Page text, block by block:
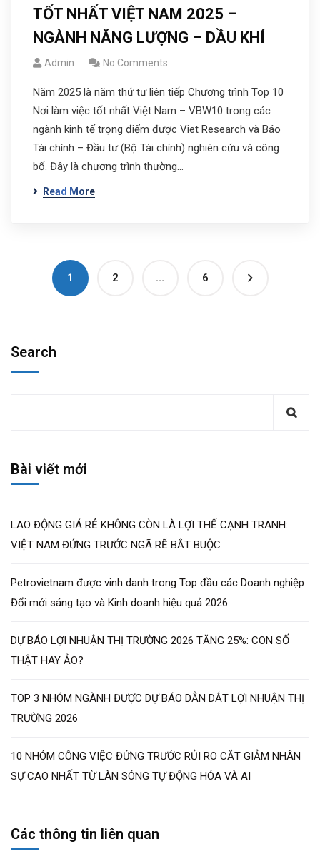
TỐT NHẤT VIỆT NAM 2025 –
NGÀNH NĂNG LƯỢNG – DẦU KHÍ
Admin No Comments
Năm 2025 là năm thứ tư liên tiếp Chương trình Top 10
Nơi làm việc tốt nhất Việt Nam – VBW10 trong các
ngành kinh tế trọng điểm được Viet Research và Báo
Tài chính – Đầu tư (Bộ Tài chính) nghiên cứu và công
bố. Đây là chương trình thường…
Read More
1 2 … 6
Search
Bài viết mới
LAO ĐỘNG GIÁ RẺ KHÔNG CÒN LÀ LỢI THẾ CẠNH TRANH:
VIỆT NAM ĐỨNG TRƯỚC NGÃ RẼ BẮT BUỘC
Petrovietnam được vinh danh trong Top đầu các Doanh nghiệp
Đổi mới sáng tạo và Kinh doanh hiệu quả 2026
DỰ BÁO LỢI NHUẬN THỊ TRƯỜNG 2026 TĂNG 25%: CON SỐ
THẬT HAY ẢO?
TOP 3 NHÓM NGÀNH ĐƯỢC DỰ BÁO DẪN DẮT LỢI NHUẬN THỊ
TRƯỜNG 2026
10 NHÓM CÔNG VIỆC ĐỨNG TRƯỚC RỦI RO CẮT GIẢM NHÂN
SỰ CAO NHẤT TỪ LÀN SÓNG TỰ ĐỘNG HÓA VÀ AI
Các thông tin liên quan